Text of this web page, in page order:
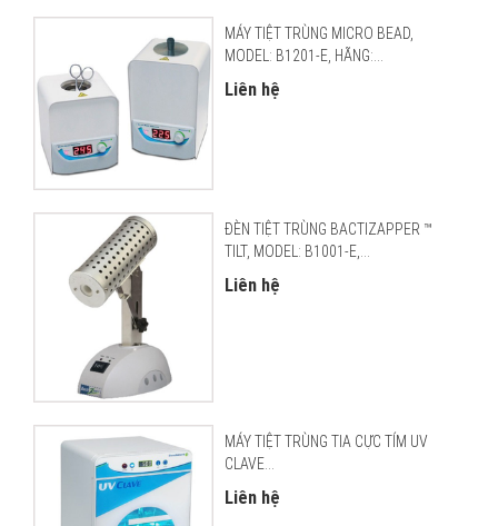
MÁY TIỆT TRÙNG MICRO BEAD,
MODEL: B1201-E, HÃNG:...
Liên hệ
ĐÈN TIỆT TRÙNG BACTIZAPPER ™
TILT, MODEL: B1001-E,...
Liên hệ
MÁY TIỆT TRÙNG TIA CỰC TÍM UV
CLAVE...
Liên hệ